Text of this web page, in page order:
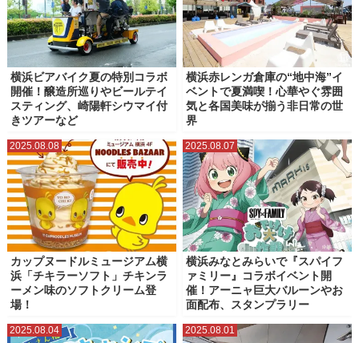
横浜ビアバイク夏の特別コラボ
開催！醸造所巡りやビールテイ
スティング、崎陽軒シウマイ付
きツアーなど
横浜赤レンガ倉庫の“地中海”イ
ベントで夏満喫！心華やぐ雰囲
気と各国美味が揃う非日常の世
界
2025.08.08
カップヌードルミュージアム横
浜「チキラーソフト」チキンラ
ーメン味のソフトクリーム登
場！
2025.08.07
横浜みなとみらいで『スパイフ
ァミリー』コラボイベント開
催！アーニャ巨大バルーンやお
面配布、スタンプラリー
2025.08.04 2025.08.01